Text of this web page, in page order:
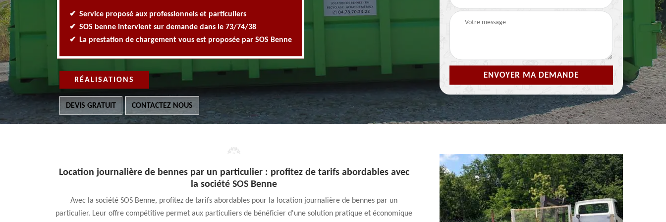
Service proposé aux professionnels et particuliers
SOS benne intervient sur demande dans le 73/74/38
La prestation de chargement vous est proposée par SOS Benne
RÉALISATIONS
DEVIS GRATUIT CONTACTEZ NOUS
Location journalière de bennes par un particulier : profitez de tarifs abordables avec
la société SOS Benne
Avec la société SOS Benne, profitez de tarifs abordables pour la location journalière de bennes par un
particulier. Leur offre compétitive permet aux particuliers de bénéficier d'une solution pratique et économique